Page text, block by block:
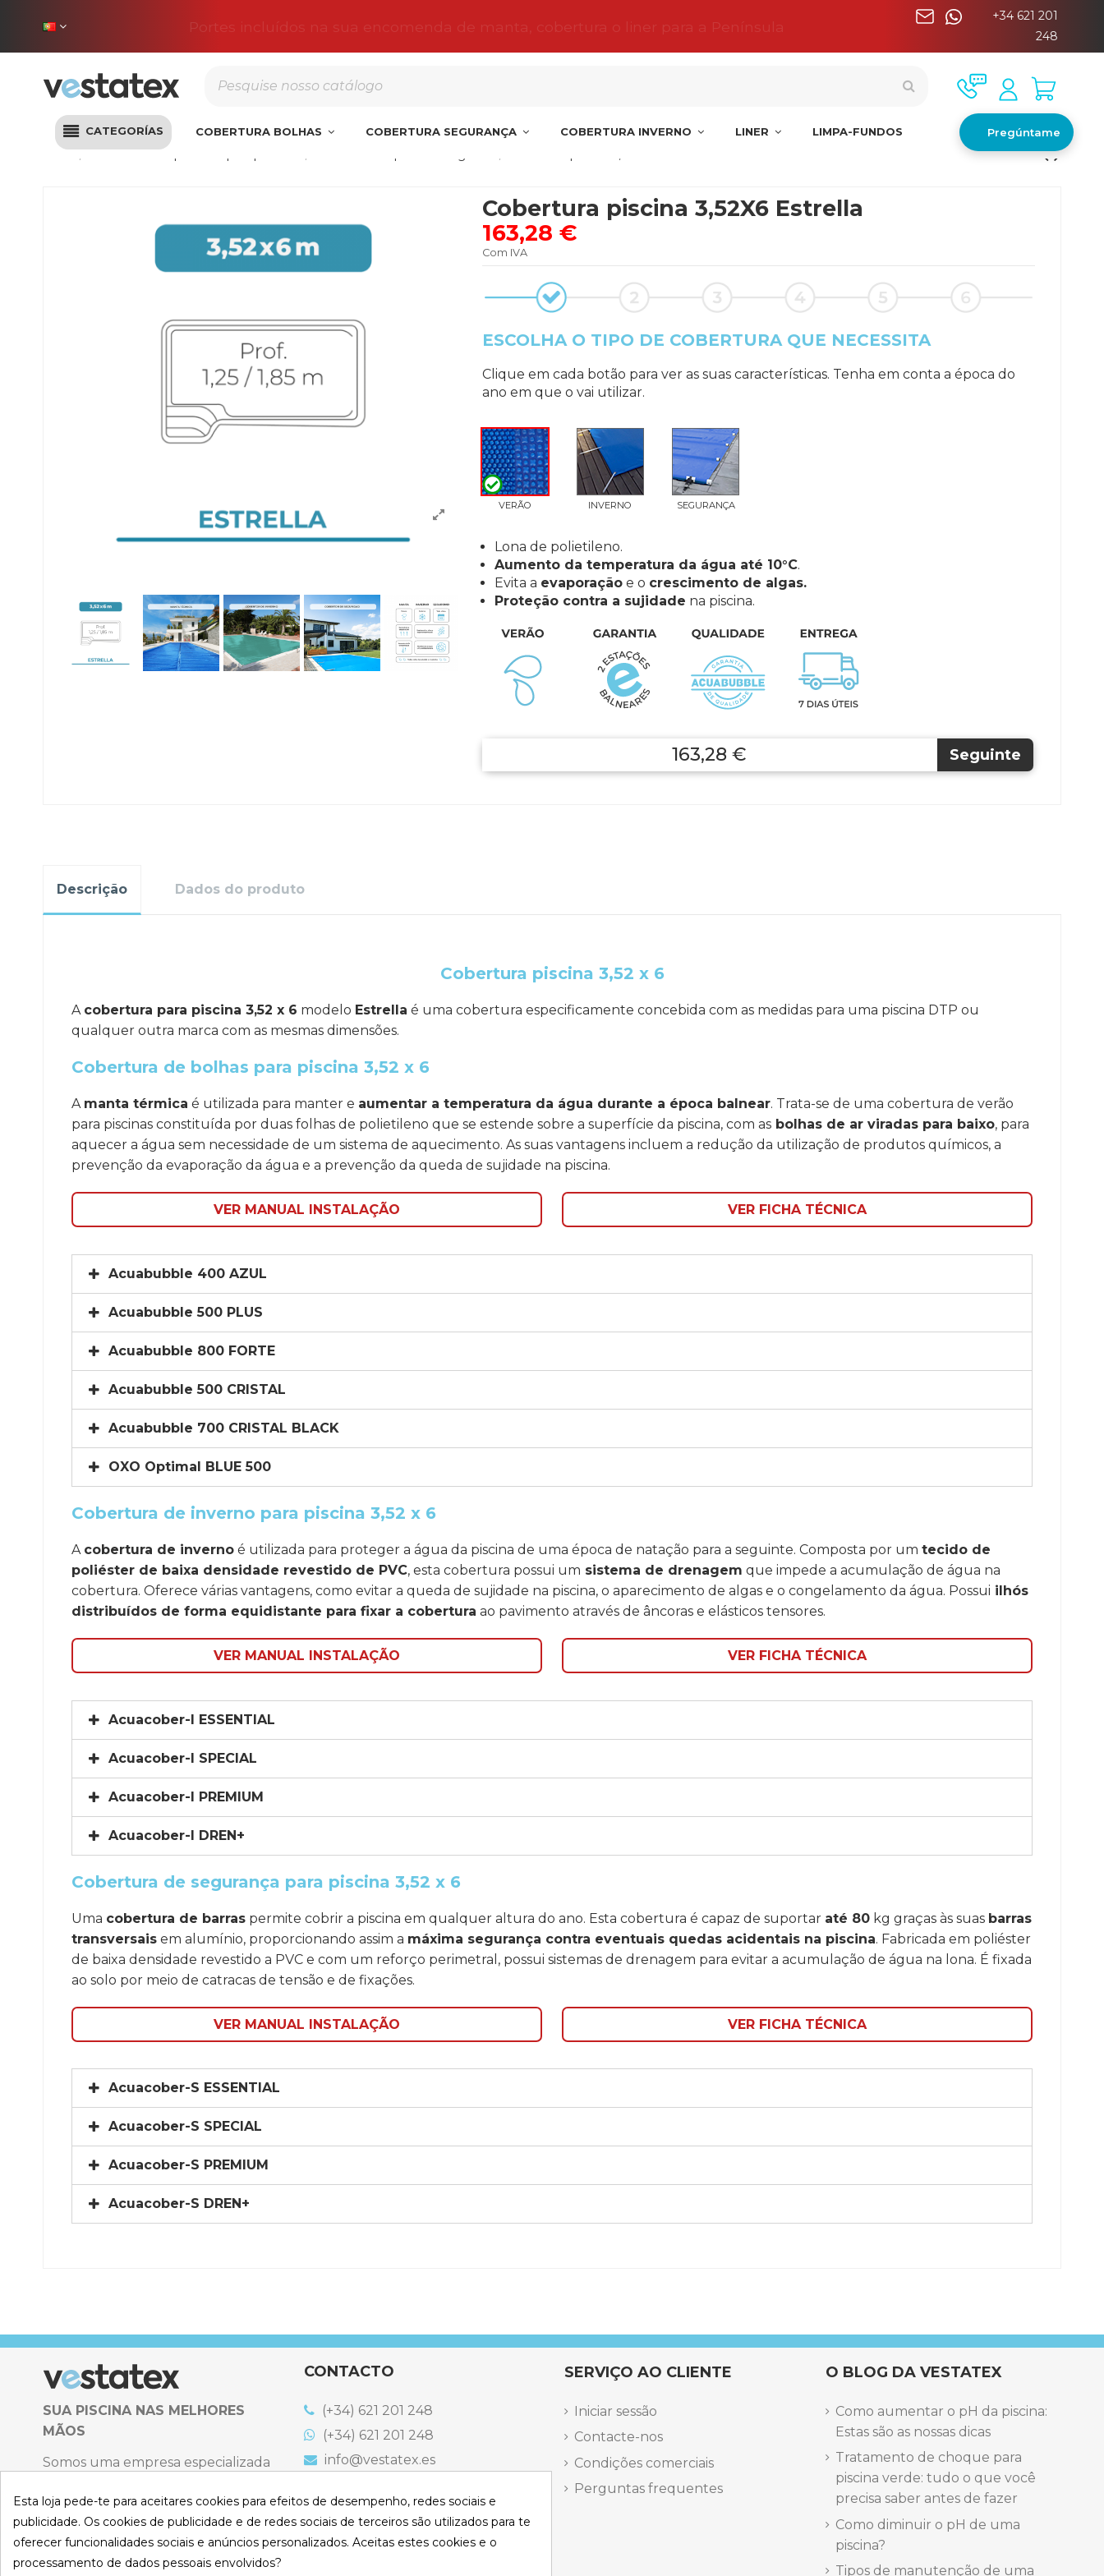
Portes incluídos na sua encomenda de manta, cobertura o liner para a Península
+34 621 201
248
CATEGORÍAS COBERTURA BOLHAS COBERTURA SEGURANÇA COBERTURA INVERNO LINER LIMPA-FUNDOS Pregúntame
Início Coberturas de poliéster para piscinas
Cobertura piscina 3,52X6 Estrella
163,28 €
Com IVA
ESCOLHA O TIPO DE COBERTURA QUE NECESSITA
Clique em cada botão para ver as suas características. Tenha em conta a época do
ano em que o vai utilizar.
VERÃO INVERNO SEGURANÇA
Lona de polietileno.
Aumento da temperatura da água até 10°C.
Evita a evaporaçãoe o crescimento de algas.
Proteção contra a sujidade na piscina.
163,28 €
Descrição Dados do produto
Cobertura piscina 3,52 x 6
A cobertura para piscina 3,52 x 6 modelo Estrella é uma cobertura especificamente concebida com as medidas para uma piscina DTP ou
qualquer outra marca com as mesmas dimensões.
Cobertura de bolhas para piscina 3,52 x 6
A manta térmica é utilizada para manter e aumentar a temperatura da água durante a época balnear. Trata-se de uma cobertura de verão
para piscinas constituída por duas folhas de polietileno que se estende sobre a superfície da piscina, com as bolhas de ar viradas para baixo, para
aquecer a água sem necessidade de um sistema de aquecimento. As suas vantagens incluem a redução da utilização de produtos químicos, a
prevenção da evaporação da água e a prevenção da queda de sujidade na piscina.
VER MANUAL INSTALAÇÃO VER FICHA TÉCNICA
Acuabubble 400 AZUL
Acuabubble 500 PLUS
Acuabubble 800 FORTE
Acuabubble 500 CRISTAL
Acuabubble 700 CRISTAL BLACK
OXO Optimal BLUE 500
Cobertura de inverno para piscina 3,52 x 6
A cobertura de inverno é utilizada para proteger a água da piscina de uma época de natação para a seguinte. Composta por um tecido de
poliéster de baixa densidade revestido de PVC, esta cobertura possui um sistema de drenagem que impede a acumulação de água na
cobertura. Oferece várias vantagens, como evitar a queda de sujidade na piscina, o aparecimento de algas e o congelamento da água. Possui ilhós
distribuídos de forma equidistante para fixar a cobertura ao pavimento através de âncoras e elásticos tensores.
VER MANUAL INSTALAÇÃO VER FICHA TÉCNICA
Acuacober-I ESSENTIAL
Acuacober-I SPECIAL
Acuacober-I PREMIUM
Acuacober-I DREN+
Cobertura de segurança para piscina 3,52 x 6
Uma cobertura de barras permite cobrir a piscina em qualquer altura do ano. Esta cobertura é capaz de suportar até 80 kg graças às suas barras
transversais em alumínio, proporcionando assim a máxima segurança contra eventuais quedas acidentais na piscina. Fabricada em poliéster
de baixa densidade revestido a PVC e com um reforço perimetral, possui sistemas de drenagem para evitar a acumulação de água na lona. É fixada
ao solo por meio de catracas de tensão e de fixações.
VER MANUAL INSTALAÇÃO VER FICHA TÉCNICA
Acuacober-S ESSENTIAL
Acuacober-S SPECIAL
Acuacober-S PREMIUM
Acuacober-S DREN+
SUA PISCINA NAS MELHORES
MÃOS
Somos uma empresa especializada
piscinas e produtos de filtração,
climatização, limpeza e desinfeção
para piscinas privadas privadas.
CONTACTO
(+34) 621 201 248
(+34) 621 201 248
info@vestatex.es
España
Bulevard dels Musics, 11 | Alicante,
SERVIÇO AO CLIENTE
Iniciar sessão
Contacte-nos
Condições comerciais
Perguntas frequentes
O BLOG DA VESTATEX
Como aumentar o pH da piscina:
Estas são as nossas dicas
Tratamento de choque para
piscina verde: tudo o que você
precisa saber antes de fazer
Como diminuir o pH de uma
piscina?
Tipos de manutenção de uma
Esta loja pede-te para aceitares cookies para efeitos de desempenho, redes sociais e
publicidade. Os cookies de publicidade e de redes sociais de terceiros são utilizados para te
oferecer funcionalidades sociais e anúncios personalizados. Aceitas estes cookies e o
processamento de dados pessoais envolvidos?